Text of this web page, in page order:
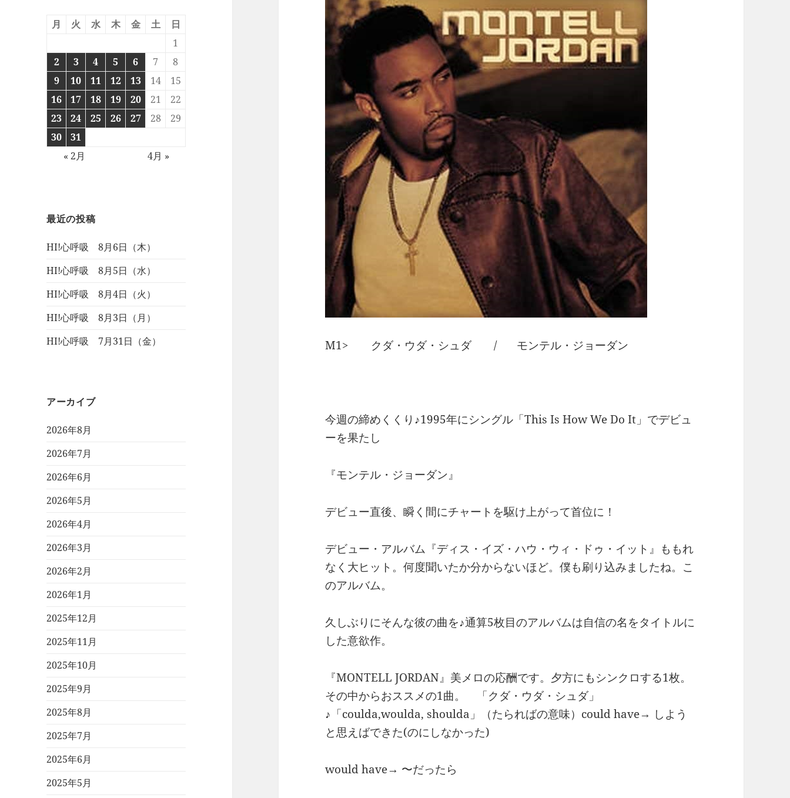
月 火 水 木 金 土
日
1
2
3 4 5 6 7
8
9
10 11 12 13 14
15
16
17 18 19 20 21
22
23
24 25 26 27 28
29
30
31
« 2月
4月 »
最近の投稿
HI!心呼吸 8月6日（木）
HI!心呼吸 8月5日（水）
HI!心呼吸 8月4日（火）
HI!心呼吸 8月3日（月）
HI!心呼吸 7月31日（金）
アーカイブ
2026年8月
2026年7月
2026年6月
2026年5月
2026年4月
2026年3月
2026年2月
2026年1月
2025年12月
2025年11月
2025年10月
2025年9月
2025年8月
2025年7月
2025年6月
2025年5月
M1> クダ・ウダ・シュダ / モンテル・ジョーダン
今週の締めくくり♪1995年にシングル「This Is How We Do It」でデビュ
ーを果たし
『モンテル・ジョーダン』
デビュー直後、瞬く間にチャートを駆け上がって首位に！
デビュー・アルバム『ディス・イズ・ハウ・ウィ・ドゥ・イット』ももれ
なく大ヒット。何度聞いたか分からないほど。僕も刷り込みましたね。こ
のアルバム。
久しぶりにそんな彼の曲を♪通算5枚目のアルバムは自信の名をタイトルに
した意欲作。
『MONTELL JORDAN』美メロの応酬です。夕方にもシンクロする1枚。
その中からおススメの1曲。 「クダ・ウダ・シュダ」
♪「coulda,woulda, shoulda」（たらればの意味）could have→ しよう
と思えばできた(のにしなかった)
would have→ 〜だったら